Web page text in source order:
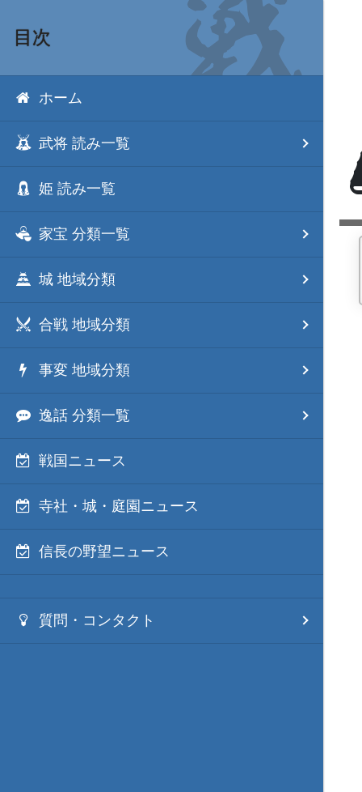
目次
ホーム
武将 読み一覧
姫 読み一覧
家宝 分類一覧
城 地域分類
合戦 地域分類
事変 地域分類
逸話 分類一覧
戦国ニュース
寺社・城・庭園ニュース
信長の野望ニュース
質問・コンタクト